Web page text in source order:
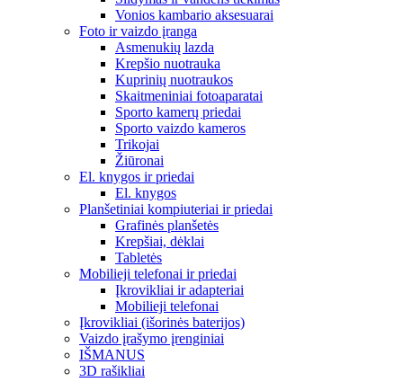
Vonios kambario aksesuarai
Foto ir vaizdo įranga
Asmenukių lazda
Krepšio nuotrauka
Kuprinių nuotraukos
Skaitmeniniai fotoaparatai
Sporto kamerų priedai
Sporto vaizdo kameros
Trikojai
Žiūronai
El. knygos ir priedai
El. knygos
Planšetiniai kompiuteriai ir priedai
Grafinės planšetės
Krepšiai, dėklai
Tabletės
Mobilieji telefonai ir priedai
Įkrovikliai ir adapteriai
Mobilieji telefonai
Įkrovikliai (išorinės baterijos)
Vaizdo įrašymo įrenginiai
IŠMANUS
3D rašikliai